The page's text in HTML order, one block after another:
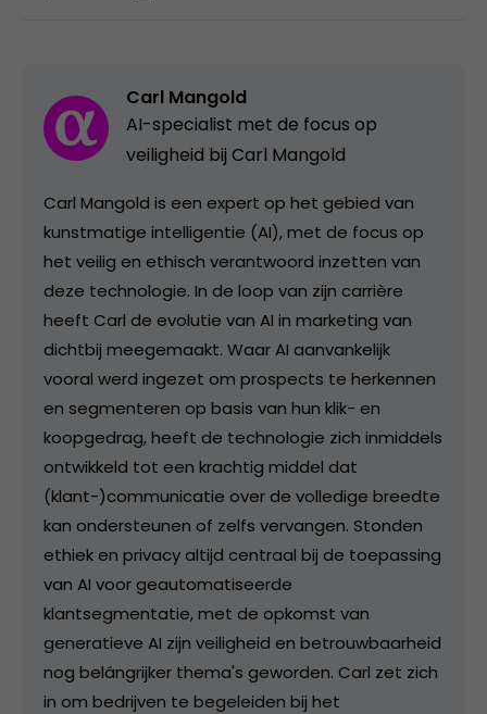
Carl Mangold
AI-specialist met de focus op
veiligheid bij Carl Mangold
Carl Mangold is een expert op het gebied van
kunstmatige intelligentie (AI), met de focus op
het veilig en ethisch verantwoord inzetten van
deze technologie. In de loop van zijn carrière
heeft Carl de evolutie van AI in marketing van
dichtbij meegemaakt. Waar AI aanvankelijk
vooral werd ingezet om prospects te herkennen
en segmenteren op basis van hun klik- en
koopgedrag, heeft de technologie zich inmiddels
ontwikkeld tot een krachtig middel dat
(klant-)communicatie over de volledige breedte
kan ondersteunen of zelfs vervangen. Stonden
ethiek en privacy altijd centraal bij de toepassing
van AI voor geautomatiseerde
klantsegmentatie, met de opkomst van
generatieve AI zijn veiligheid en betrouwbaarheid
nog belángrijker thema's geworden. Carl zet zich
in om bedrijven te begeleiden bij het